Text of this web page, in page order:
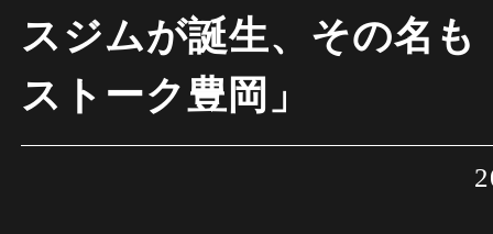
スジムが誕生、その名も
ストーク豊岡」